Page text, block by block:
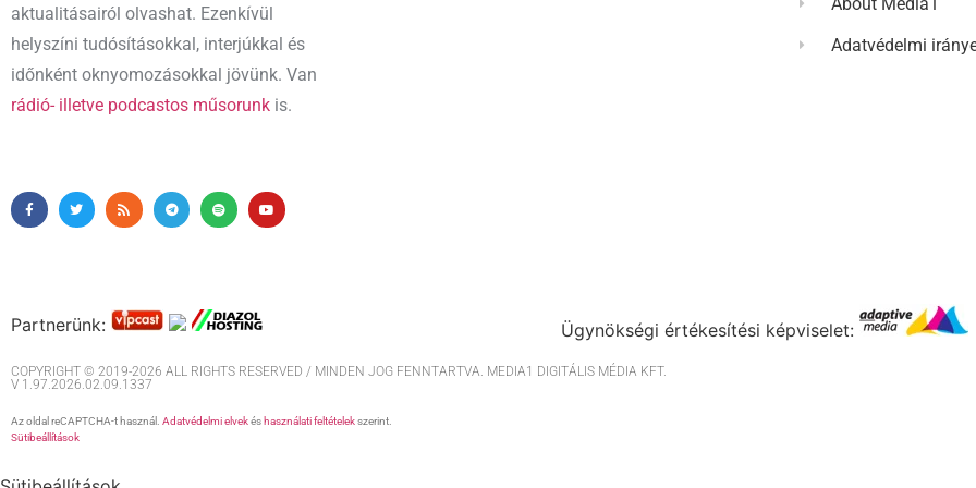
aktualitásairól olvashat. Ezenkívül
helyszíni tudósításokkal, interjúkkal és
időnként oknyomozásokkal jövünk. Van
rádió- illetve podcastos műsorunk is.
Adatvédelmi
Partnerünk: Ügynökségi értékesítési képviselet:
COPYRIGHT © 2019-2026 ALL RIGHTS RESERVED / MINDEN JOG FENNTARTVA. MEDIA1 DIGITÁLIS MÉDIA KFT.
V 1.97.2026.02.09.1337
Az oldal reCAPTCHA-t használ. Adatvédelmi elvekés használati feltételekszerint.
Sütibeállítások